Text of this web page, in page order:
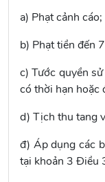
a) Phạt cảnh cáo;
b) Phạt tiền đến
c) Tước quyền
có thời hạn hoặc
d) Tịch thu tang
đ) Áp dụng các
tại khoản 3 Điều